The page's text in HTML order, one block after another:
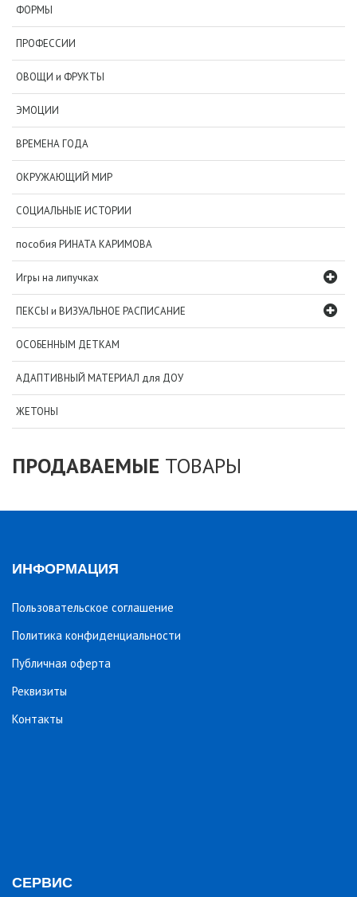
ФОРМЫ
ПРОФЕССИИ
ОВОЩИ и ФРУКТЫ
ЭМОЦИИ
ВРЕМЕНА ГОДА
ОКРУЖАЮЩИЙ МИР
СОЦИАЛЬНЫЕ ИСТОРИИ
пособия РИНАТА КАРИМОВА
Игры на липучках
ПЕКСЫ и ВИЗУАЛЬНОЕ РАСПИСАНИЕ
ОСОБЕННЫМ ДЕТКАМ
АДАПТИВНЫЙ МАТЕРИАЛ для ДОУ
ЖЕТОНЫ
ПРОДАВАЕМЫЕ ТОВАРЫ
ИНФОРМАЦИЯ
Пользовательское соглашение
Политика конфиденциальности
Публичная оферта
Реквизиты
Контакты
СЕРВИС